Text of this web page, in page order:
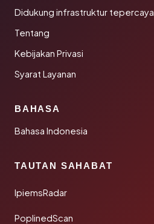
Didukung infrastruktur tepercaya
Tentang
Kebijakan Privasi
Syarat Layanan
BAHASA
Bahasa Indonesia
TAUTAN SAHABAT
IpiemsRadar
PoplinedScan